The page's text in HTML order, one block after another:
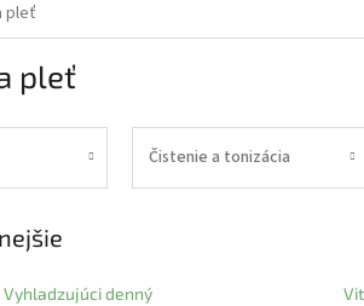
pleť
pleť
Čistenie a tonizácia
Vyhladzujúci denný